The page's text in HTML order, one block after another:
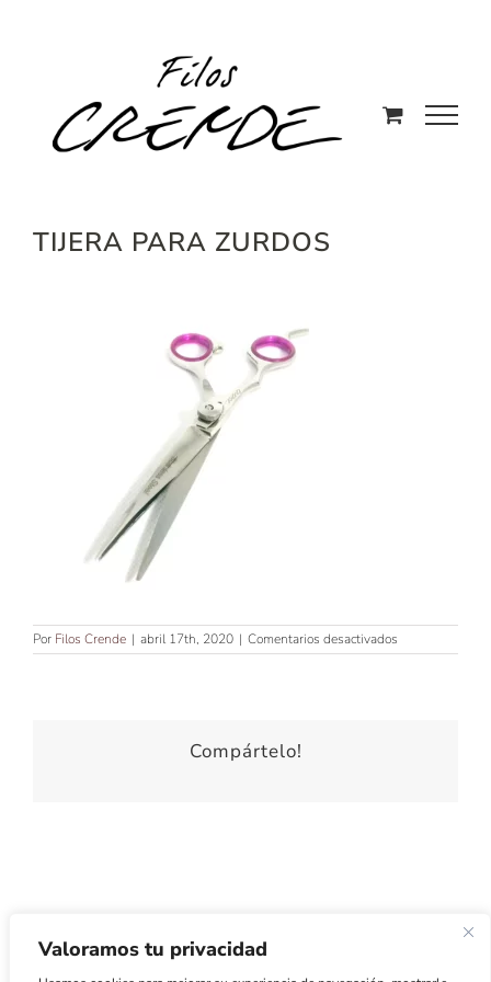
Valoramos tu privacidad
TIJERA PARA ZURDOS
Por Filos Crende | abril 17th, 2020 | Comentarios desactivados
TIJERA
Compártelo!